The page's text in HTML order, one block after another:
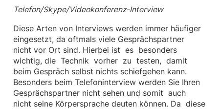
Telefon/Skype/Videokonferenz-Interview
Diese Arten von Interviews werden immer häufiger
eingesetzt, da oftmals viele Gesprächspartner
nicht vor Ort sind. Hierbei ist es besonders
wichtig, die Technik vorher zu testen, damit
beim Gespräch selbst nichts schiefgehen kann.
Besonders beim Telefoninterview werden Sie Ihren
Gesprächspartner nicht sehen und somit auch
nicht seine Körpersprache deuten können. Da diese